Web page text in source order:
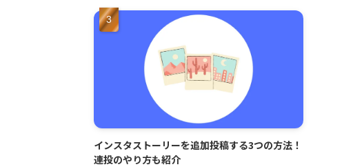
インスタストーリーを追加投稿する3つの方法！
連投のやり方も紹介